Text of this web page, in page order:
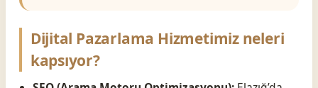
Dijital Pazarlama Hizmetimiz neleri
kapsıyor?